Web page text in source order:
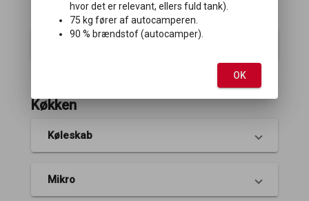
Klima/Varme
Køkken
Køleskab
Mikro
hvor det er relevant, ellers fuld tank).
75 kg fører af autocamperen.
90 % brændstof (autocamper).
OK